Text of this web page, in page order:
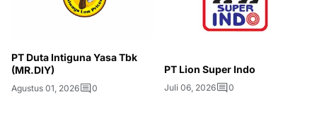
PT Duta Intiguna Yasa Tbk
(MR.DIY)
Agustus 01, 2026 0
PT Lion Super Indo
Juli 06, 2026 0